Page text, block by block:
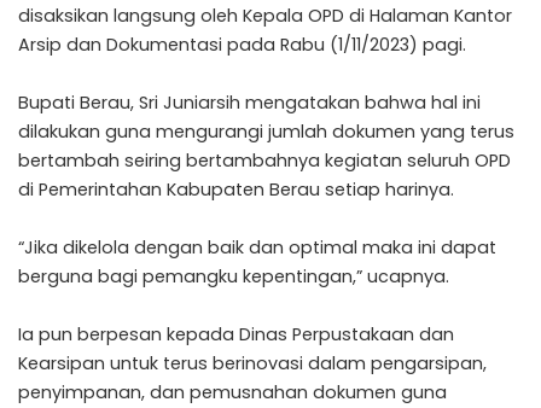
disaksikan langsung oleh Kepala OPD di Halaman Kantor
Arsip dan Dokumentasi pada Rabu (1/11/2023) pagi.
Bupati Berau, Sri Juniarsih mengatakan bahwa hal ini
dilakukan guna mengurangi jumlah dokumen yang terus
bertambah seiring bertambahnya kegiatan seluruh OPD
di Pemerintahan Kabupaten Berau setiap harinya.
“Jika dikelola dengan baik dan optimal maka ini dapat
berguna bagi pemangku kepentingan,” ucapnya.
Ia pun berpesan kepada Dinas Perpustakaan dan
Kearsipan untuk terus berinovasi dalam pengarsipan,
penyimpanan, dan pemusnahan dokumen guna